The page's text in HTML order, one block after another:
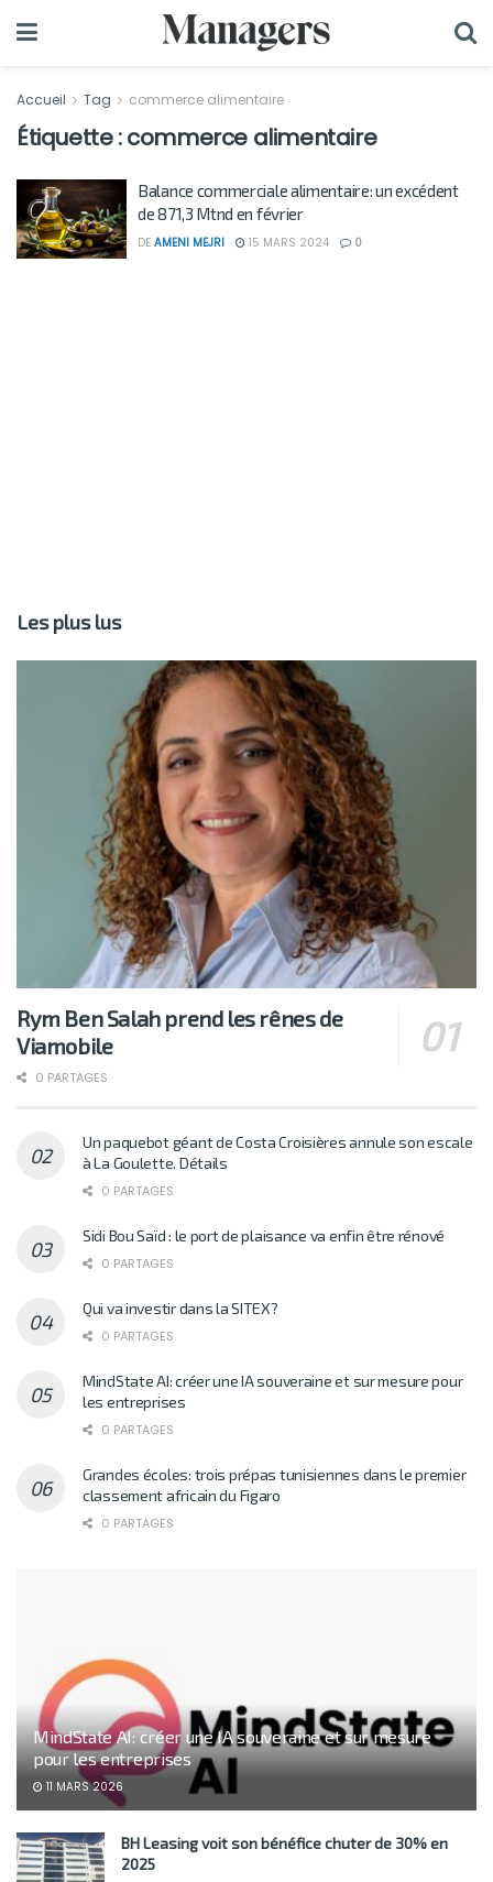
Accueil Tag commerce alimentaire
Étiquette :commerce alimentaire
Balance commerciale alimentaire: un excédent
de 871,3 Mtnd en février
DE AMENI MEJRI 15 MARS 2024 0
Les plus lus
Rym Ben Salah prend les rênes de
Viamobile
0 PARTAGES
Un paquebot géant de Costa Croisières annule son escale
à La Goulette. Détails
0 PARTAGES
Sidi Bou Saïd : le port de plaisance va enfin être rénové
0 PARTAGES
Qui va investir dans la SITEX?
0 PARTAGES
MindState AI: créer une IA souveraine et sur mesure pour
les entreprises
0 PARTAGES
Grandes écoles: trois prépas tunisiennes dans le premier
classement africain du Figaro
0 PARTAGES
MindState AI: créer une IA souveraine et sur mesure
pour les entreprises
11 MARS 2026
BH Leasing voit son bénéfice chuter de 30% en
2025